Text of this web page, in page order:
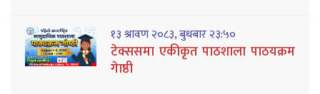
१३ श्रावण २०८३, बुधबार २३:५०
टेक्ससमा एकीकृत पाठशाला पाठयक्रम
गेाष्ठी